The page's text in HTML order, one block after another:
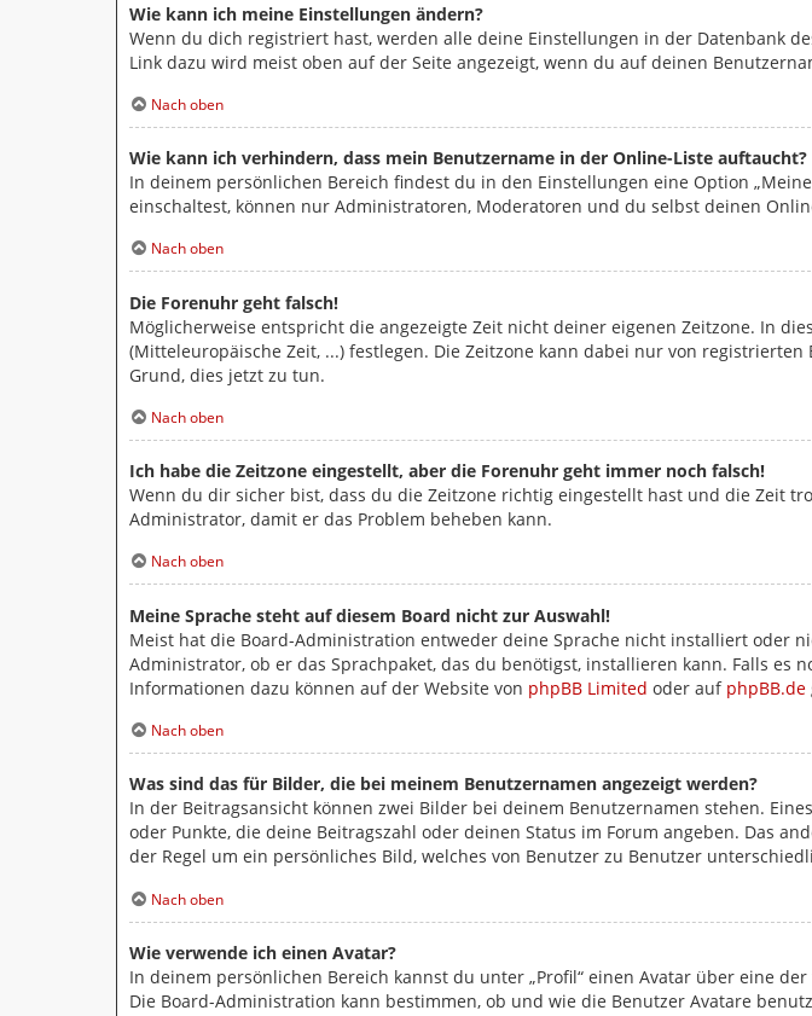
Wie kann ich meine Einstellungen ändern?
Wenn du dich registriert hast, werden alle deine Einstellungen in der Datenbank
Link dazu wird meist oben auf der Seite angezeigt, wenn du auf deinen
Nach oben
Wie kann ich verhindern, dass mein Benutzername in der Online-Liste auftaucht?
In deinem persönlichen Bereich findest du in den Einstellungen eine Option
einschaltest, können nur Administratoren, Moderatoren und du selbst deinen
Nach oben
Die Forenuhr geht falsch!
Möglicherweise entspricht die angezeigte Zeit nicht deiner eigenen Zeitzone. In
(Mitteleuropäische Zeit, ...) festlegen. Die Zeitzone kann dabei nur von
Grund, dies jetzt zu tun.
Nach oben
Ich habe die Zeitzone eingestellt, aber die Forenuhr geht immer noch falsch!
Wenn du dir sicher bist, dass du die Zeitzone richtig eingestellt hast und die Zeit
Administrator, damit er das Problem beheben kann.
Nach oben
Meine Sprache steht auf diesem Board nicht zur Auswahl!
Meist hat die Board-Administration entweder deine Sprache nicht installiert oder
Administrator, ob er das Sprachpaket, das du benötigst, installieren kann. Falls
Informationen dazu können auf der Website von phpBB Limited oder auf phpBB.de
Nach oben
Was sind das für Bilder, die bei meinem Benutzernamen angezeigt werden?
In der Beitragsansicht können zwei Bilder bei deinem Benutzernamen stehen.
oder Punkte, die deine Beitragszahl oder deinen Status im Forum angeben. Das
der Regel um ein persönliches Bild, welches von Benutzer zu Benutzer
Nach oben
Wie verwende ich einen Avatar?
In deinem persönlichen Bereich kannst du unter „Profil“ einen Avatar über eine
Die Board-Administration kann bestimmen, ob und wie die Benutzer Avatare